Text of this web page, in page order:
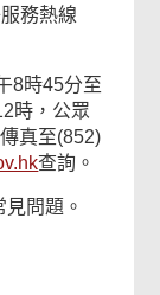
務熱線
8時45分至
時，公眾
真至(852)
查詢。
問題。